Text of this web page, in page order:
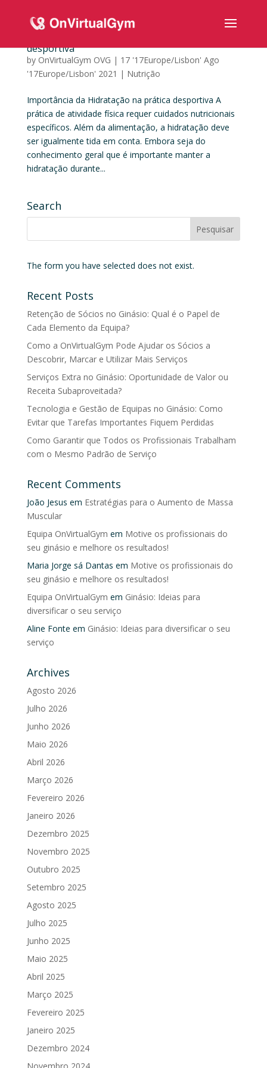
desportiva
by OnVirtualGym OVG | 17 '17Europe/Lisbon' Ago
'17Europe/Lisbon' 2021 | Nutrição
Importância da Hidratação na prática desportiva A
prática de atividade física requer cuidados nutricionais
específicos. Além da alimentação, a hidratação deve
ser igualmente tida em conta. Embora seja do
conhecimento geral que é importante manter a
hidratação durante...
Search
The form you have selected does not exist.
Recent Posts
Retenção de Sócios no Ginásio: Qual é o Papel de
Cada Elemento da Equipa?
Como a OnVirtualGym Pode Ajudar os Sócios a
Descobrir, Marcar e Utilizar Mais Serviços
Serviços Extra no Ginásio: Oportunidade de Valor ou
Receita Subaproveitada?
Tecnologia e Gestão de Equipas no Ginásio: Como
Evitar que Tarefas Importantes Fiquem Perdidas
Como Garantir que Todos os Profissionais Trabalham
com o Mesmo Padrão de Serviço
Recent Comments
João Jesus em Estratégias para o Aumento de Massa
Muscular
Equipa OnVirtualGym em Motive os profissionais do
seu ginásio e melhore os resultados!
Maria Jorge sá Dantas em Motive os profissionais do
seu ginásio e melhore os resultados!
Equipa OnVirtualGym em Ginásio: Ideias para
diversificar o seu serviço
Aline Fonte em Ginásio: Ideias para diversificar o seu
serviço
Archives
Agosto 2026
Julho 2026
Junho 2026
Maio 2026
Abril 2026
Março 2026
Fevereiro 2026
Janeiro 2026
Dezembro 2025
Novembro 2025
Outubro 2025
Setembro 2025
Agosto 2025
Julho 2025
Junho 2025
Maio 2025
Abril 2025
Março 2025
Fevereiro 2025
Janeiro 2025
Dezembro 2024